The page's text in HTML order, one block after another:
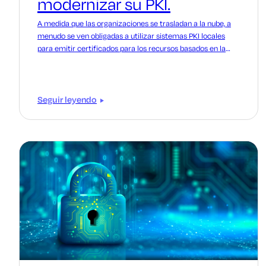
A medida que las organizaciones se trasladan a la nube, a
menudo se ven obligadas a utilizar sistemas PKI locales
para emitir certificados para los recursos basados en la
Seguir leyendo